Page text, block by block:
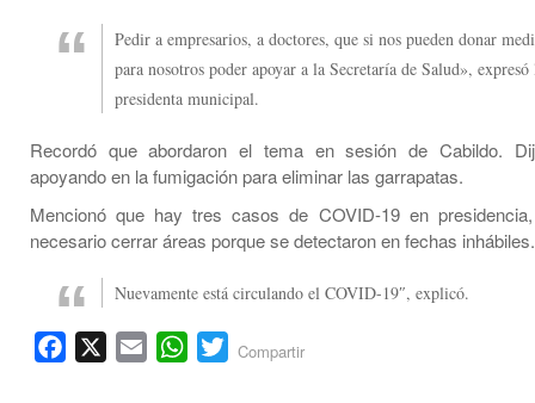
Pedir a empresarios, a doctores, que si nos pueden donar
para nosotros poder apoyar a la Secretaría de Salud», expresó
presidenta municipal.
Recordó que abordaron el tema en sesión de Cabildo.
apoyando en la fumigación para eliminar las garrapatas.
Mencionó que hay tres casos de COVID-19 en
necesario cerrar áreas porque se detectaron en fechas inhábiles.
Nuevamente está circulando el COVID-19″, explicó.
Facebook Email WhatsApp
Twitter
Compartir